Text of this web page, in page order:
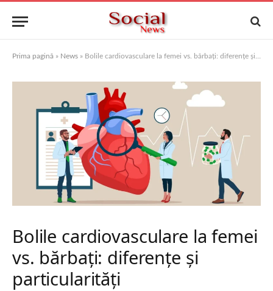
Prima pagină » News » Bolile cardiovasculare la femei vs. bărbați: diferențe și particularități
Bolile cardiovasculare la femei
vs. bărbați: diferențe și
particularități